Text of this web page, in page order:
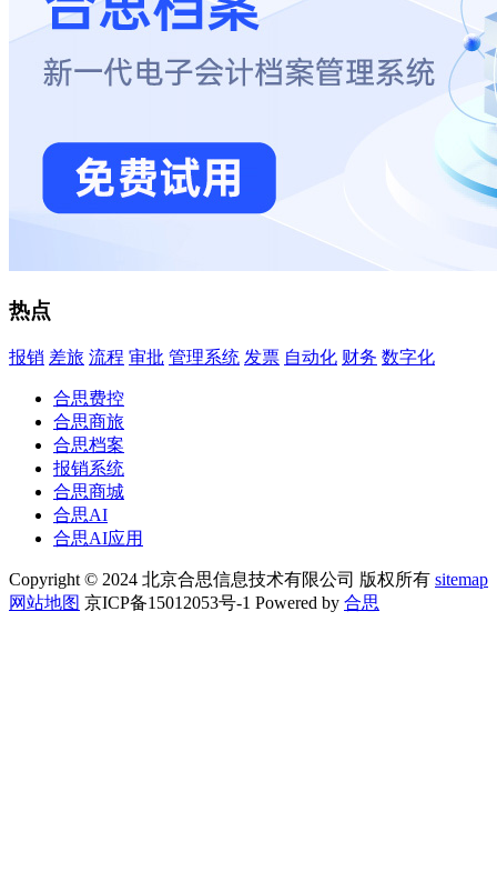
热点
报销 差旅 流程 审批 管理系统 发票 自动化 财务 数字化
合思费控
合思商旅
合思档案
报销系统
合思商城
合思AI
合思AI应用
Copyright © 2024 北京合思信息技术有限公司 版权所有 sitemap
网站地图 京ICP备15012053号-1 Powered by 合思